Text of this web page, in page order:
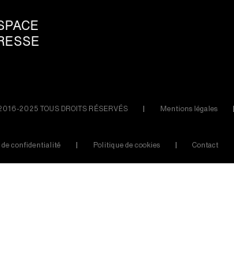
2025 TOUS DROITS RÉSERVÉS Mentions légales
de confidentialité Politique de cookies Contact